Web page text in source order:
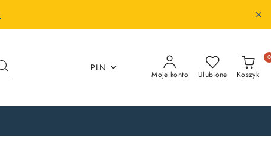
PLN
Moje konto Ulubione Koszyk
0